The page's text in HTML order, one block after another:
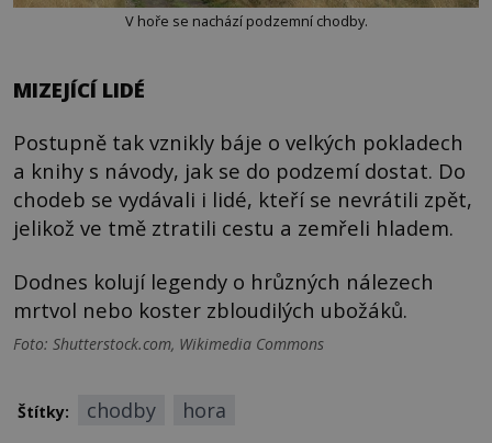
V hoře se nachází podzemní chodby.
MIZEJÍCÍ LIDÉ
Postupně tak vznikly báje o velkých pokladech
a knihy s návody, jak se do podzemí dostat. Do
chodeb se vydávali i lidé, kteří se nevrátili zpět,
jelikož ve tmě ztratili cestu a zemřeli hladem.
Dodnes kolují legendy o hrůzných nálezech
mrtvol nebo koster zbloudilých ubožáků.
Foto: Shutterstock.com, Wikimedia Commons
Štítky: chodby hora